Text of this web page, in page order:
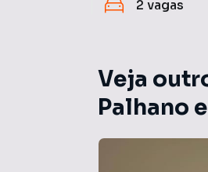
2 vagas
Veja
Palhano